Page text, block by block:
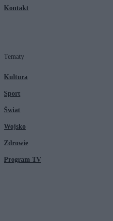
Kontakt
Tematy
Kultura
Sport
Świat
Wojsko
Zdrowie
Program TV